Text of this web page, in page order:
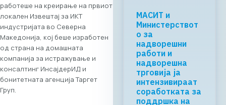
работеше на креирање на првиот
локален Извештај за ИКТ
индустријата во Северна
Македонија, кој беше изработен
од страна на домашната
компанија за истражување и
консалтинг ИнсајдерИД и
бонитетната агенција Таргет
Груп.
Регионалната
tech соработка
започнува во
Скопје: Digital
Bridge &
Business ICT
Forum 2026 –
04.06.2026
За првпат се